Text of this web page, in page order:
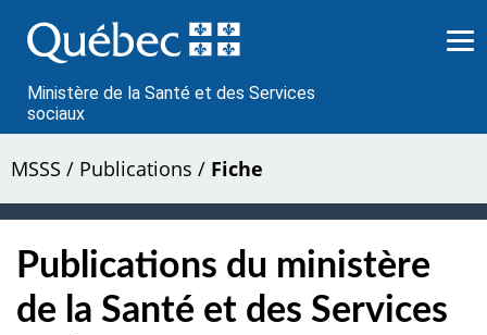
au
contenu
Ministère de la Santé et des Services
sociaux
MSSS / Publications / Fiche
Publications du ministère
de la Santé et des Services